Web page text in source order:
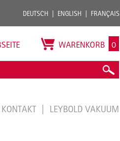
DEUTSCH ENGLISH FRANÇAIS
WARENKORB 0
KONTAKT LEYBOLD VAKUUM